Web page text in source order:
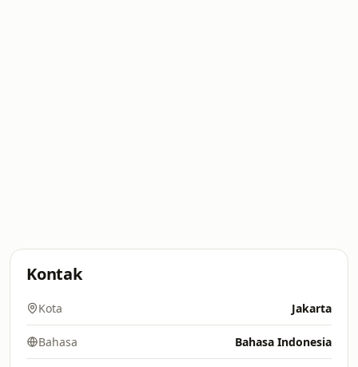
Kontak
Kota Jakarta
Bahasa Bahasa Indonesia